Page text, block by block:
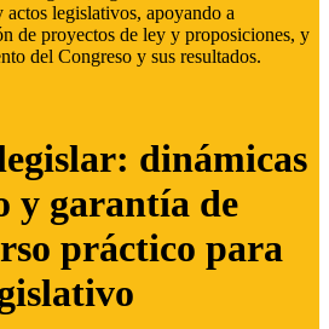
legislativos, apoyando a
de proyectos de ley y proposiciones, y
del Congreso y sus resultados.
dinámicas
y garantía de
práctico para